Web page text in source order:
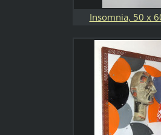
Insomnia, 50 x
riciclati. I sogni
sfondo, i pensieri